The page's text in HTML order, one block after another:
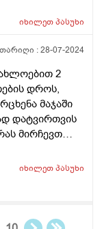
იხილეთპასუხი
თარიღი :28-07-2024
2
დროს,
მაჯაში
დატვირთვის
მირჩევთ
საჭირო?
იხილეთპასუხი